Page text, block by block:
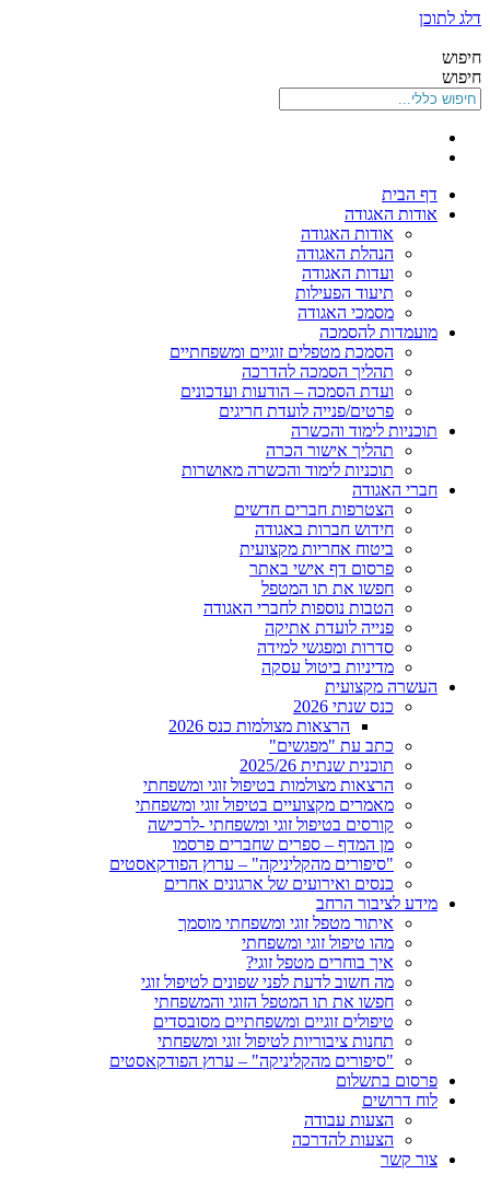
דלג לתוכן
חיפוש
חיפוש
דף הבית
אודות האגודה
אודות האגודה
הנהלת האגודה
ועדות האגודה
תיעוד הפעילות
מסמכי האגודה
מועמדות להסמכה
הסמכת מטפלים זוגיים ומשפחתיים
תהליך הסמכה להדרכה
ועדת הסמכה – הודעות ועדכונים
פרטים/פנייה לועדת חריגים
תוכניות לימוד והכשרה
תהליך אישור הכרה
תוכניות לימוד והכשרה מאושרות
חברי האגודה
הצטרפות חברים חדשים
חידוש חברות באגודה
ביטוח אחריות מקצועית
פרסום דף אישי באתר
חפשו את תו המטפל
הטבות נוספות לחברי האגודה
פנייה לועדת אתיקה
סדרות ומפגשי למידה
מדיניות ביטול עסקה
העשרה מקצועית
כנס שנתי 2026
הרצאות מצולמות כנס 2026
כתב עת "מפגשים"
תוכנית שנתית 2025/26
הרצאות מצולמות בטיפול זוגי ומשפחתי
מאמרים מקצועיים בטיפול זוגי ומשפחתי
קורסים בטיפול זוגי ומשפחתי -לרכישה
מן המדף – ספרים שחברים פרסמו
"סיפורים מהקליניקה" – ערוץ הפודקאסטים
כנסים ואירועים של ארגונים אחרים
מידע לציבור הרחב
איתור מטפל זוגי ומשפחתי מוסמך
מהו טיפול זוגי ומשפחתי
איך בוחרים מטפל זוגי?
מה חשוב לדעת לפני שפונים לטיפול זוגי
חפשו את תו המטפל הזוגי והמשפחתי
טיפולים זוגיים ומשפחתיים מסובסדים
תחנות ציבוריות לטיפול זוגי ומשפחתי
"סיפורים מהקליניקה" – ערוץ הפודקאסטים
פרסום בתשלום
לוח דרושים
הצעות עבודה
הצעות להדרכה
צור קשר